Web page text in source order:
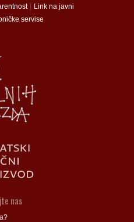
| Link na javni
servise
nas